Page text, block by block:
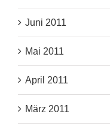
Juni 2011
Mai 2011
April 2011
März 2011